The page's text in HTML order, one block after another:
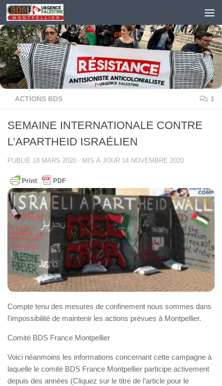
Skip to content
ACTIONS BDS 1
SEMAINE INTERNATIONALE CONTRE
L’APARTHEID ISRAÉLIEN
PUBLIÉ 18 MARS 2020 · MIS À JOUR 14 NOVEMBRE 2020
Compte tenu des mesures de confinement nous sommes dans
l’impossibilité de maintenir les actions prévues à Montpellier.
Comité BDS France Montpellier
Voici néanmoins les informations concernant cette campagne à
laquelle le comité BDS France Montpellier participe activement
depuis des années (Cliquez sur le titre de l’article pour le